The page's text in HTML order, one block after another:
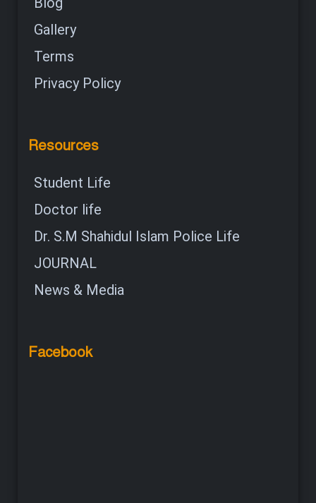
Gallery
Terms
Privacy Policy
Resources
Student Life
Doctor life
Dr. S.M Shahidul Islam Police Life
JOURNAL
News & Media
Facebook